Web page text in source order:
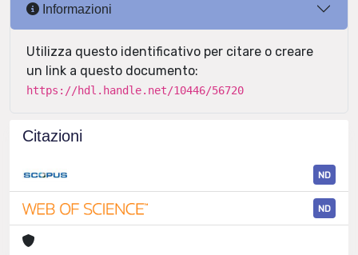
Informazioni
Utilizza questo identificativo per citare o creare
un link a questo documento:
https://hdl.handle.net/10446/56720
Citazioni
ND
ND